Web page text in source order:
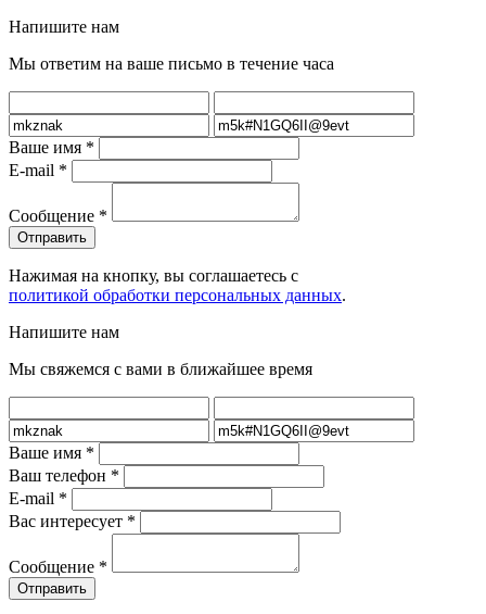
Напишите нам
Мы ответим на ваше письмо в течение часа
Ваше имя *
E-mail *
Сообщение *
Нажимая на кнопку, вы соглашаетесь с
политикой обработки персональных данных.
Напишите нам
Мы свяжемся с вами в ближайшее время
Ваше имя *
Ваш телефон *
E-mail *
Вас интересует *
Сообщение *